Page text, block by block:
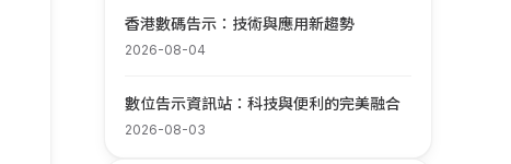
香港數碼告示：技術與應用新趨勢
2026-08-04
數位告示資訊站：科技與便利的完美融合
2026-08-03